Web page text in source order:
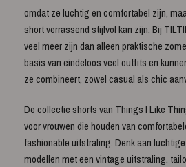
omdat ze luchtig en comfortabel zijn,
short verrassend stijlvol kan zijn. Bij
veel meer zijn dan alleen praktische
basis van eindeloos veel outfits en
ze combineert, zowel casual als chic
De collectie shorts van Things I Like
voor vrouwen die houden van
fashionable uitstraling. Denk aan
modellen met een vintage uitstraling,